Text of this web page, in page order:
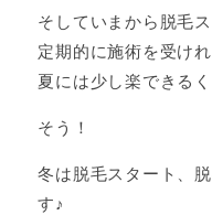
そしていまから脱毛
定期的に施術を受け
夏には少し楽できる
そう！
冬は脱毛スタート、
す♪